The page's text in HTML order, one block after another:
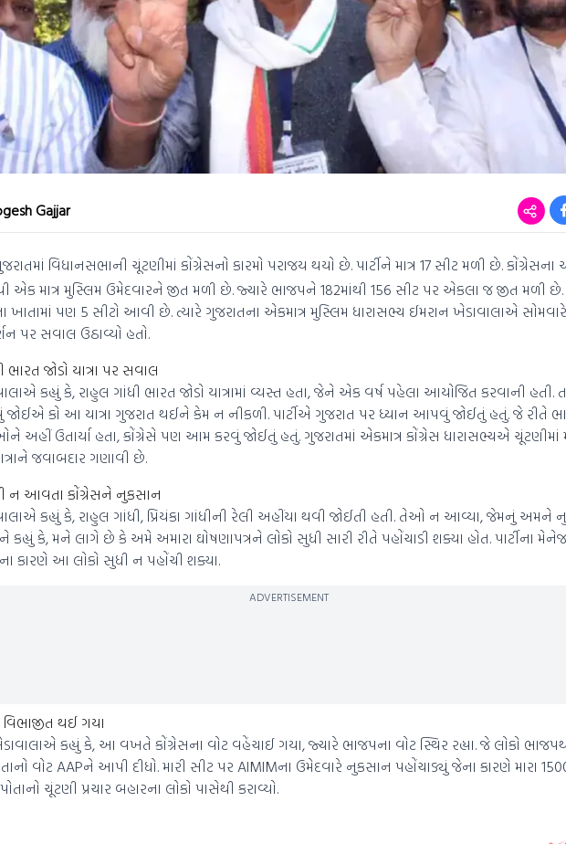
Gajjar
વિધાનસભાની ચૂંટણીમાં કોંગ્રેસનો કારમો પરાજય થયો છે. પાર્ટીને માત્ર 17 સીટ મળી છે. કોંગ્રેસના
એક માત્ર મુસ્લિમ ઉમેદવારને જીત મળી છે. જ્યારે ભાજપને 182માંથી 156 સીટ પર એકલા જ જીત મળી
ખાતામાં પણ 5 સીટો આવી છે. ત્યારે ગુજરાતના એકમાત્ર મુસ્લિમ ધારાસભ્ય ઈમરાન ખેડાવાલાએ
પર સવાલ ઉઠાવ્યો હતો.
ભારત જોડો યાત્રા પર સવાલ
કહ્યું કે, રાહુલ ગાંધી ભારત જોડો યાત્રામાં વ્યસ્ત હતા, જેને એક વર્ષ પહેલા આયોજિત કરવાની હતી.
જોઈએ કો આ યાત્રા ગુજરાત થઈને કેમ ન નીકળી. પાર્ટીએ ગુજરાત પર ધ્યાન આપવું જોઈતું હતું. જે રીતે
અહીં ઉતાર્યા હતા, કોંગ્રેસે પણ આમ કરવું જોઈતું હતું. ગુજરાતમાં એકમાત્ર કોંગ્રેસ ધારાસભ્યએ ચૂંટણીમાં
જવાબદાર ગણાવી છે.
ન આવતા કોંગ્રેસને નુકસાન
કહ્યું કે, રાહુલ ગાંધી, પ્રિયંકા ગાંધીની રેલી અહીંયા થવી જોઈતી હતી. તેઓ ન આવ્યા, જેમનું
કહ્યું કે, મને લાગે છે કે અમે અમારા ઘોષણાપત્રને લોકો સુધી સારી રીતે પહોંચાડી શક્યા હોત. પાર્ટીના
કારણે આ લોકો સુધી ન પહોંચી શક્યા.
ADVERTISEMENT
વિભાજીત થઈ ગયા
કહ્યું કે, આ વખતે કોંગ્રેસના વોટ વહેંચાઈ ગયા, જ્યારે ભાજપના વોટ સ્થિર રહ્યા. જે લોકો
વોટ AAPને આપી દીધો. મારી સીટ પર AIMIMના ઉમેદવારે નુકસાન પહોંચાડ્યું જેના કારણે મારા
ચૂંટણી પ્રચાર બહારના લોકો પાસેથી કરાવ્યો.